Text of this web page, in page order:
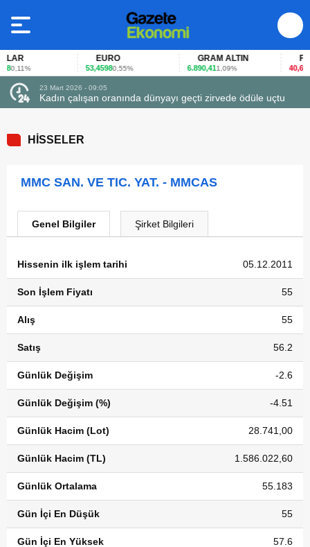
0,11%
EURO
53,45980,55%
GRAM ALTIN
6.890,411,09%
FAİZ
40,65-
23 Mart 2026 - 09:05
Kadın çalışan oranında dünyayı geçti zirvede ödüle uçtu
HİSSELER
MMC SAN. VE TIC. YAT. - MMCAS
Genel Bilgiler Şirket Bilgileri
Hissenin ilk işlem tarihi 05.12.2011
Son İşlem Fiyatı 55
Alış 55
Satış 56.2
Günlük Değişim -2.6
Günlük Değişim (%) -4.51
Günlük Hacim (Lot) 28.741,00
Günlük Hacim (TL) 1.586.022,60
Günlük Ortalama 55.183
Gün İçi En Düşük 55
Gün İçi En Yüksek 57.6